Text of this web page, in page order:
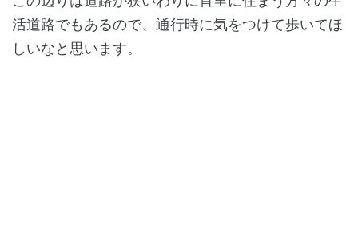
活道路でもあるので、通行時に気をつけて歩いてほ
しいなと思います。